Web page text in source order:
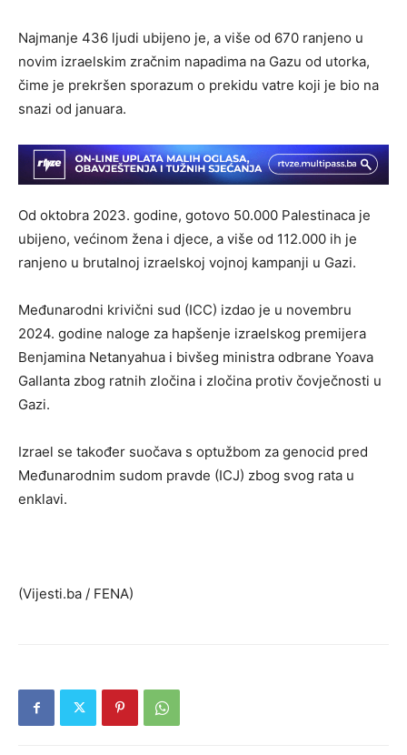
Najmanje 436 ljudi ubijeno je, a više od 670 ranjeno u
novim izraelskim zračnim napadima na Gazu od utorka,
čime je prekršen sporazum o prekidu vatre koji je bio na
snazi od januara.
Od oktobra 2023. godine, gotovo 50.000 Palestinaca je
ubijeno, većinom žena i djece, a više od 112.000 ih je
ranjeno u brutalnoj izraelskoj vojnoj kampanji u Gazi.
Međunarodni krivični sud (ICC) izdao je u novembru
2024. godine naloge za hapšenje izraelskog premijera
Benjamina Netanyahua i bivšeg ministra odbrane Yoava
Gallanta zbog ratnih zločina i zločina protiv čovječnosti u
Gazi.
Izrael se također suočava s optužbom za genocid pred
Međunarodnim sudom pravde (ICJ) zbog svog rata u
enklavi.
(Vijesti.ba / FENA)